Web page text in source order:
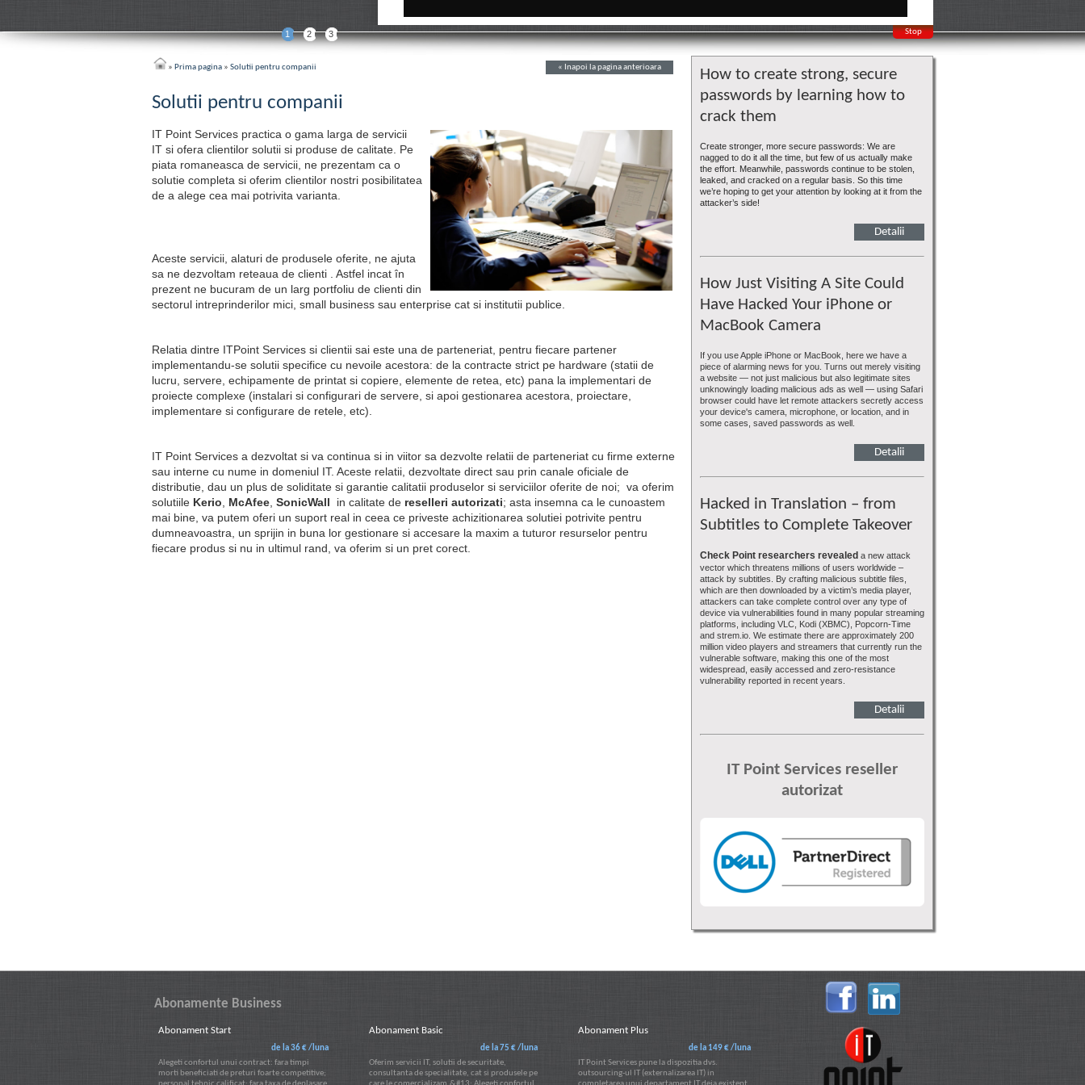
Stop
1 2 3
How to create strong, secure
passwords by learning how to
crack them
Create stronger, more secure passwords: We are
nagged to do it all the time, but few of us actually make
the effort. Meanwhile, passwords continue to be stolen,
leaked, and cracked on a regular basis. So this time
we’re hoping to get your attention by looking at it from the
attacker’s side!
Detalii
How Just Visiting A Site Could
Have Hacked Your iPhone or
MacBook Camera
If you use Apple iPhone or MacBook, here we have a
piece of alarming news for you. Turns out merely visiting
a website — not just malicious but also legitimate sites
unknowingly loading malicious ads as well — using Safari
browser could have let remote attackers secretly access
your device's camera, microphone, or location, and in
some cases, saved passwords as well.
Detalii
Hacked in Translation – from
Subtitles to Complete Takeover
Check Point researchers revealed a new attack
vector which threatens millions of users worldwide –
attack by subtitles. By crafting malicious subtitle files,
which are then downloaded by a victim’s media player,
attackers can take complete control over any type of
device via vulnerabilities found in many popular streaming
platforms, including VLC, Kodi (XBMC), Popcorn-Time
and strem.io. We estimate there are approximately 200
million video players and streamers that currently run the
vulnerable software, making this one of the most
widespread, easily accessed and zero-resistance
vulnerability reported in recent years.
Detalii
IT Point Services reseller
autorizat
» Prima pagina » Solutii pentru companii « Inapoi la pagina anterioara
Solutii pentru companii
IT Point Services practica o gama larga de servicii
IT si ofera clientilor solutii si produse de calitate. Pe
piata romaneasca de servicii, ne prezentam ca o
solutie completa si oferim clientilor nostri posibilitatea
de a alege cea mai potrivita varianta.
Aceste servicii, alaturi de produsele oferite, ne ajuta
sa ne dezvoltam reteaua de clienti . Astfel incat în
prezent ne bucuram de un larg portfoliu de clienti din
sectorul intreprinderilor mici, small business sau enterprise cat si institutii publice.
Relatia dintre ITPoint Services si clientii sai este una de parteneriat, pentru fiecare partener
implementandu-se solutii specifice cu nevoile acestora: de la contracte strict pe hardware (statii de
lucru, servere, echipamente de printat si copiere, elemente de retea, etc) pana la implementari de
proiecte complexe (instalari si configurari de servere, si apoi gestionarea acestora, proiectare,
implementare si configurare de retele, etc).
IT Point Services a dezvoltat si va continua si in viitor sa dezvolte relatii de parteneriat cu firme externe
sau interne cu nume in domeniul IT. Aceste relatii, dezvoltate direct sau prin canale oficiale de
distributie, dau un plus de soliditate si garantie calitatii produselor si serviciilor oferite de noi; va oferim
solutiile Kerio McAfee SonicWall in calitate de reselleri autorizati; asta insemna ca le cunoastem
mai bine, va putem oferi un suport real in ceea ce priveste achizitionarea solutiei potrivite pentru
dumneavoastra, un sprijin in buna lor gestionare si accesare la maxim a tuturor resurselor pentru
fiecare produs si nu in ultimul rand, va oferim si un pret corect.
Abonamente Business
Abonament Start
de la 36 € /luna
Alegeti confortul unui contract: fara timpi
morti beneficiati de preturi foarte competitive;
Abonament Basic
de la 75 € /luna
Oferim servicii IT, solutii de securitate,
consultanta de specialitate, cat si produsele pe
Abonament Plus
de la 149 € /luna
IT Point Services pune la dispozitia dvs.
outsourcing-ul IT (externalizarea IT) in